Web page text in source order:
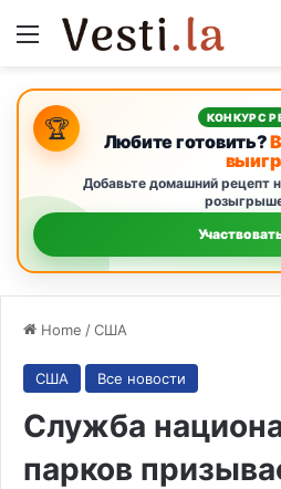
Menu
🏆 КОНКУРС
Любите готовить?
Добавьте домашний рецепт
Home /США
США Все новости
Служба
парков